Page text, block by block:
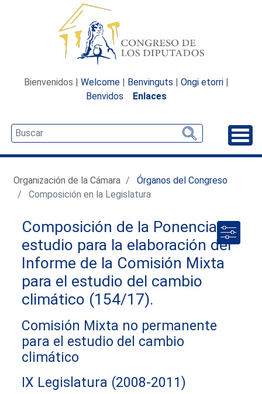
Bienvenidos | Welcome | Benvinguts | Ongi etorri |
Benvidos
Enlaces
Organización de la Cámara
Órganos del Congreso
Composición en la Legislatura
Composición de la Ponencia de
estudio para la elaboración del
Informe de la Comisión Mixta
para el estudio del cambio
climático (154/17).
Comisión Mixta no permanente
para el estudio del cambio
climático
IX Legislatura (2008-2011)